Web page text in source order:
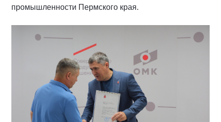
промышленности Пермского края.